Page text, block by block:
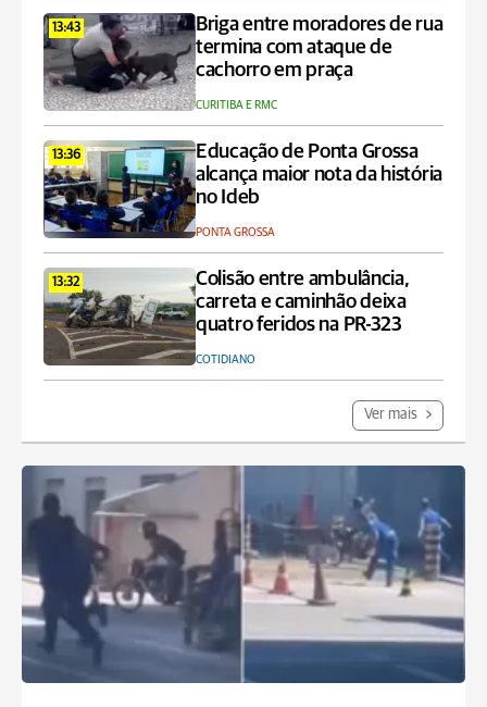
13:43
Briga entre moradores de rua
termina com ataque de
cachorro em praça
CURITIBA E RMC
13:36
Educação de Ponta Grossa
alcança maior nota da história
no Ideb
PONTA GROSSA
13:32
Colisão entre ambulância,
carreta e caminhão deixa
quatro feridos na PR-323
COTIDIANO
Ver mais